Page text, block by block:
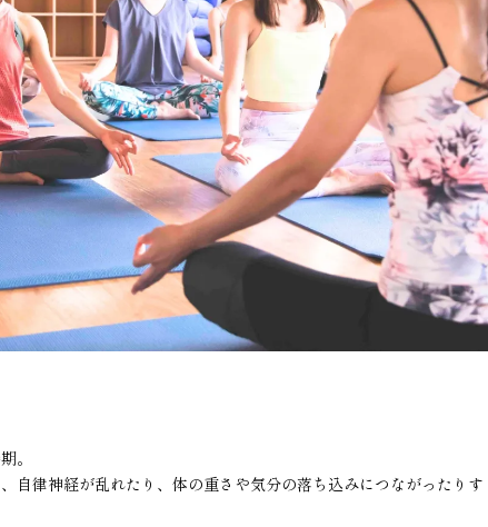
。
自律神経が乱れたり、体の重さや気分の落ち込みにつながったりす